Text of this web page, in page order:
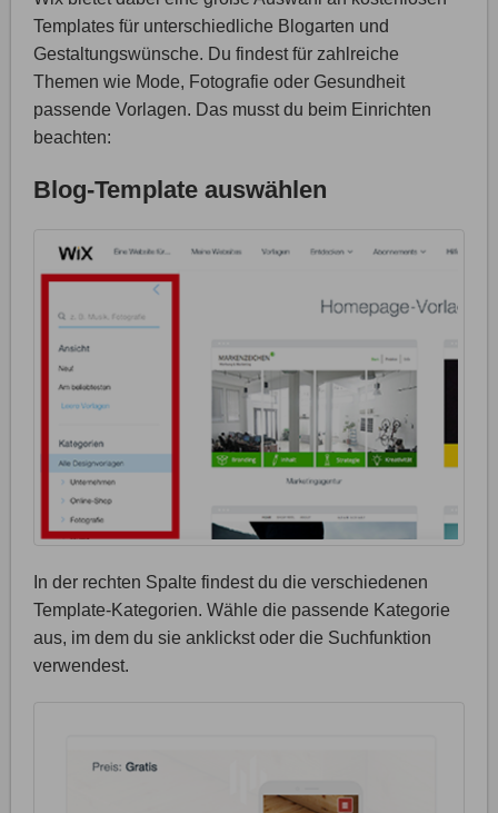
Templates für unterschiedliche Blogarten und
Gestaltungswünsche. Du findest für zahlreiche
Themen wie Mode, Fotografie oder Gesundheit
passende Vorlagen. Das musst du beim Einrichten
beachten:
Blog-Template auswählen
In der rechten Spalte findest du die verschiedenen
Template-Kategorien. Wähle die passende Kategorie
aus, im dem du sie anklickst oder die Suchfunktion
verwendest.